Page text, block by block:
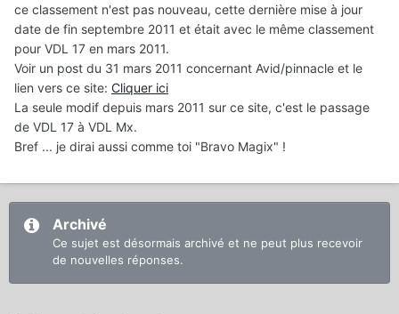
ce classement n'est pas nouveau, cette dernière mise à jour
date de fin septembre 2011 et était avec le même classement
pour VDL 17 en mars 2011.
Voir un post du 31 mars 2011 concernant Avid/pinnacle et le
lien vers ce site: Cliquer ici
La seule modif depuis mars 2011 sur ce site, c'est le passage
de VDL 17 à VDL Mx.
Bref ... je dirai aussi comme toi "Bravo Magix" !
Archivé
Ce sujet est désormais archivé et ne peut plus recevoir
de nouvelles réponses.